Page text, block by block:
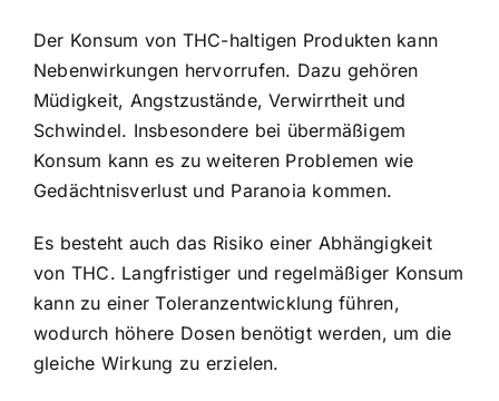
Der Konsum von THC-haltigen Produkten kann
Nebenwirkungen hervorrufen. Dazu gehören
Müdigkeit, Angstzustände, Verwirrtheit und
Schwindel. Insbesondere bei übermäßigem
Konsum kann es zu weiteren Problemen wie
Gedächtnisverlust und Paranoia kommen.
Es besteht auch das Risiko einer Abhängigkeit
von THC. Langfristiger und regelmäßiger Konsum
kann zu einer Toleranzentwicklung führen,
wodurch höhere Dosen benötigt werden, um die
gleiche Wirkung zu erzielen.